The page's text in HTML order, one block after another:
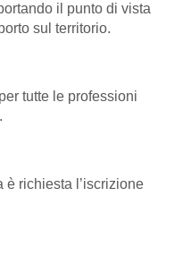
il punto di vista
sul territorio.
tutte le professioni
è richiesta l’iscrizione